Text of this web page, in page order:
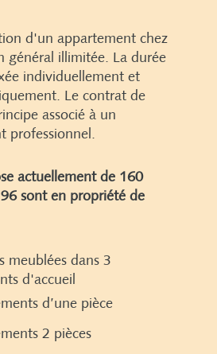
d'un appartement chez
général illimitée. La durée
individuellement et
Le contrat de
associé à un
professionnel.
actuellement de 160
sont en propriété de
meublées dans 3
d'accueil
d’une pièce
2 pièces